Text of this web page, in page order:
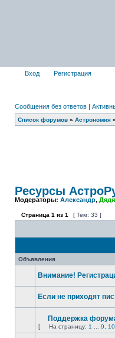
Вход Регистрация
Сообщения без ответов |
Список форумов » Астрономия »
Ресурсы
Модераторы: Александр,
Страница 1 из 1 [ Тем: 33 ]
Объявления
Внимание!
Если не приходят
Поддержка
[ На страницу: 1 9 10